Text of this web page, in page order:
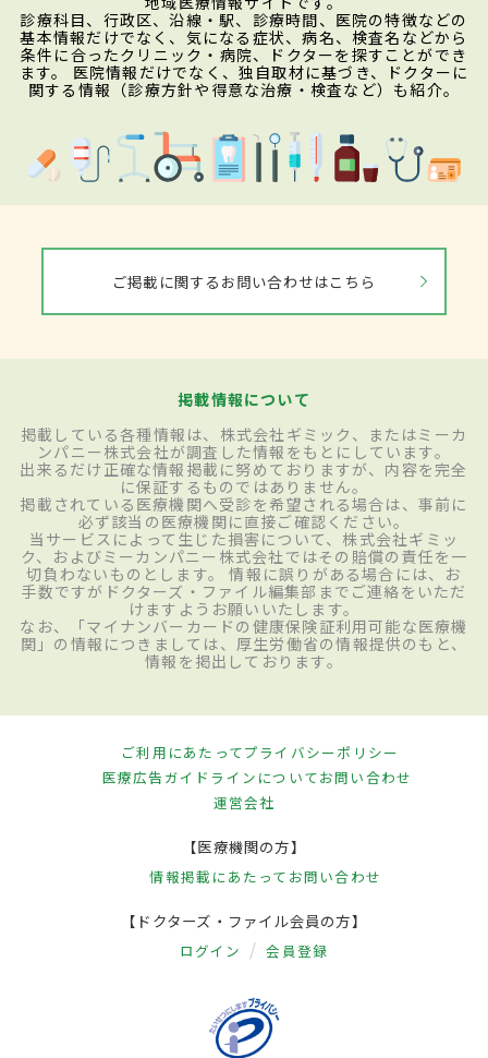
診療科目、行政区、沿線・駅、診療時間、医院の特徴などの
基本情報だけでなく、気になる症状、病名、検査名などから
条件に合ったクリニック・病院、ドクターを探すことができ
ます。 医院情報だけでなく、独自取材に基づき、ドクターに
関する情報（診療方針や得意な治療・検査など）も紹介。
ご掲載に関するお問い合わせはこちら
掲載情報について
掲載している各種情報は、株式会社ギミック、またはミーカ
ンパニー株式会社が調査した情報をもとにしています。
出来るだけ正確な情報掲載に努めておりますが、内容を完全
に保証するものではありません。
掲載されている医療機関へ受診を希望される場合は、事前に
必ず該当の医療機関に直接ご確認ください。
当サービスによって生じた損害について、株式会社ギミッ
ク、およびミーカンパニー株式会社ではその賠償の責任を一
切負わないものとします。 情報に誤りがある場合には、お
手数ですがドクターズ・ファイル編集部までご連絡をいただ
けますようお願いいたします。
なお、「マイナンバーカードの健康保険証利用可能な医療機
関」の情報につきましては、厚生労働省の情報提供のもと、
情報を掲出しております。
ご利用にあたってプライバシーポリシー
医療広告ガイドラインについてお問い合わせ
運営会社
【医療機関の方】
情報掲載にあたって お問い合わせ
【ドクターズ・ファイル会員の方】
ログイン 会員登録